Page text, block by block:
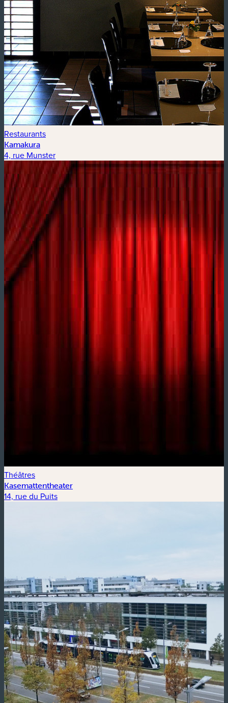
Restaurants
Kamakura
4, rue Munster
Théâtres
Kasemattentheater
14, rue du Puits